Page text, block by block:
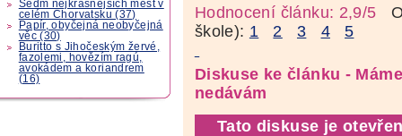
Sedm nejkrásnějších měst v
celém Chorvatsku (37)
Papír, obyčejná neobyčejná
věc (30)
Buritto s Jihočeským žervé,
fazolemi, hovězím ragú,
avokádem a koriandrem
(16)
Hodnocení článku: 2,9/5
škole): 1 2 3 4 5
Diskuse ke článku -
nedávám
Tato diskuse je